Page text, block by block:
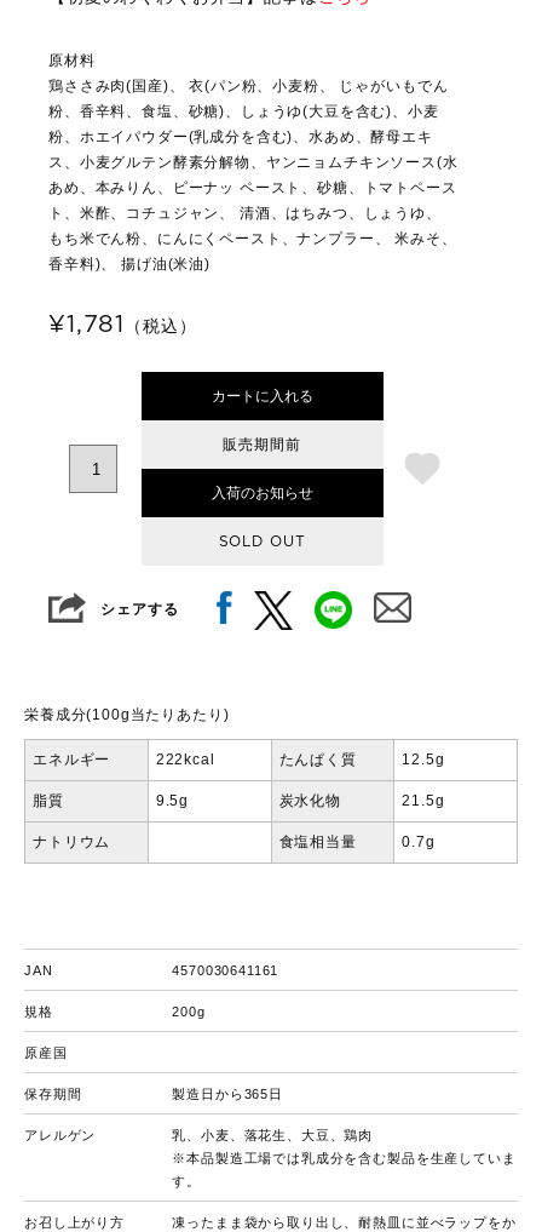
原材料
鶏ささみ肉(国産)、 衣(パン粉、小麦粉、 じゃがいもでん
粉、香辛料、食塩、砂糖)、しょうゆ(大豆を含む)、小麦
粉、ホエイパウダー(乳成分を含む)、水あめ、酵母エキ
ス、小麦グルテン酵素分解物、ヤンニョムチキンソース(水
あめ、本みりん、ピーナッ ペースト、砂糖、トマトペース
ト、米酢、コチュジャン、 清酒、はちみつ、しょうゆ、
もち米でん粉、にんにくペースト、ナンプラー、 米みそ、
香辛料)、 揚げ油(米油)
¥1,781 （税込）
カートに入れる
販売期間前
入荷のお知らせ
SOLD OUT
シェアする
栄養成分(100g当たりあたり)
エネルギー 222kcal たんぱく質 12.5g
脂質 9.5g 炭水化物 21.5g
ナトリウム 食塩相当量 0.7g
JAN 4570030641161
規格 200g
原産国
保存期間 製造日から365日
アレルゲン
乳、小麦、落花生、大豆、鶏肉
※本品製造工場では乳成分を含む製品を生産していま
す。
お召し上がり方 凍ったまま袋から取り出し、耐熱皿に並べラップをか